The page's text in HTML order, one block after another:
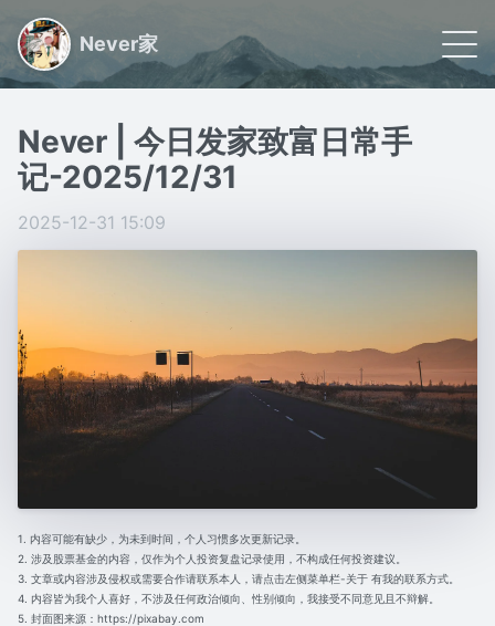
Never家
📝 文章
🏷 分类
日常小事记录,联系我请看关于
Powered by
Gridea|RSS
Never | 今日发家致富日常手
记-2025/12/31
2025-12-31 15:09
1. 内容可能有缺少，为未到时间，个人习惯多次更新记录。
2. 涉及股票基金的内容，仅作为个人投资复盘记录使用，不构成任何投资建议。
3. 文章或内容涉及侵权或需要合作请联系本人，请点击左侧菜单栏-关于 有我的联系方式。
4. 内容皆为我个人喜好，不涉及任何政治倾向、性别倾向，我接受不同意见且不辩解。
5. 封面图来源：https://pixabay.com